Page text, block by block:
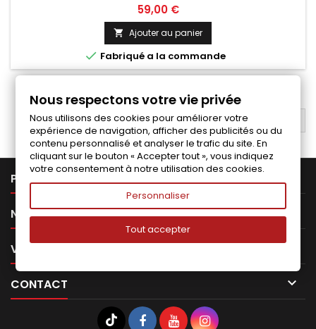
Prix
59,00 €
 Ajouter au panier
 Fabriqué a la commande
Suivant
RETOUR EN HAUT
PRODUITS
NOTRE SOCIÉTÉ 
VOTRE COMPTE 
CONTACT 
Nous respectons votre vie privée
Nous utilisons des cookies pour améliorer votre
expérience de navigation, afficher des publicités ou du
contenu personnalisé et analyser le trafic du site. En
cliquant sur le bouton « Accepter tout », vous indiquez
votre consentement à notre utilisation des cookies.
Personnaliser
Tout accepter